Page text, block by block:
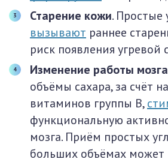
Старение кожи. Простые
вызывают раннее
риск появления угревой
Изменение работы мозга
объёмы сахара, за счёт
витаминов группы B,
функциональную
мозга. Приём простых
больших объёмах может